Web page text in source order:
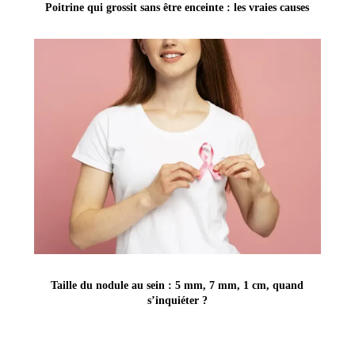
Poitrine qui grossit sans être enceinte : les vraies causes
Taille du nodule au sein : 5 mm, 7 mm, 1 cm, quand
s’inquiéter ?